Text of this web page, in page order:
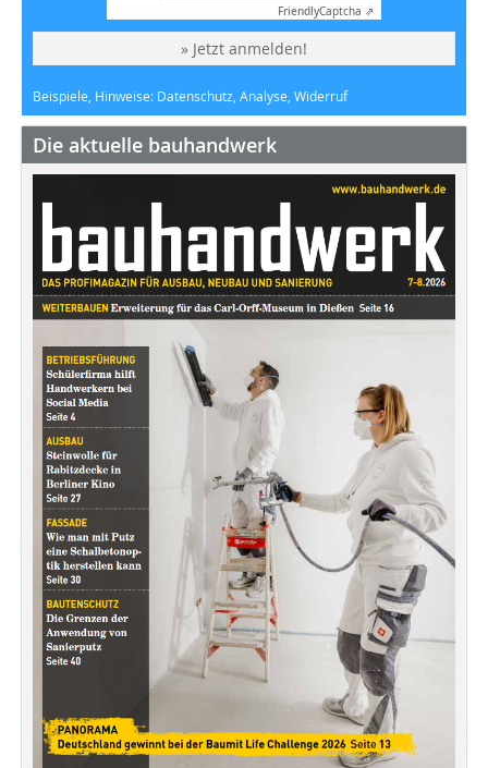
FriendlyCaptcha ⇗
» Jetzt anmelden!
Beispiele, Hinweise: Datenschutz, Analyse, Widerruf
Die aktuelle bauhandwerk